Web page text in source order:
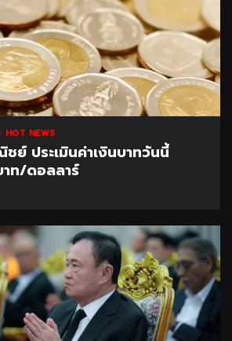
HOT NEWS
ย์ ประเมินค่าเงินบาทวันนี้
ท/ดอลลาร์